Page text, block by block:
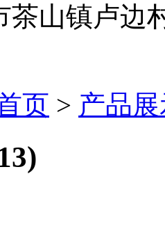
茶山镇卢边
页 > 产品